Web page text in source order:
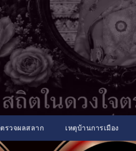
ตรวจผลสลาก เหตุบ้านการเมือง